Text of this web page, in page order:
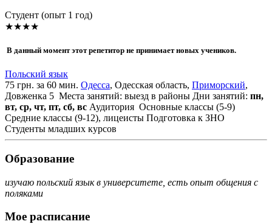
Cтудент (опыт 1 год)
★★★★
В данный момент этот репетитор не принимает новых учеников.
Польский язык
75 грн. за 60 мин. Одесса, Одесская область, Приморский,
Довженка 5 Места занятий: выезд в районы Дни занятий: пн,
вт, ср, чт, пт, сб, вс Аудитория Основные классы (5-9)
Средние классы (9-12), лицеисты Подготовка к ЗНО
Студенты младших курсов
Образование
изучаю польский язык в университете, есть опыт общения с
поляками
Мое расписание